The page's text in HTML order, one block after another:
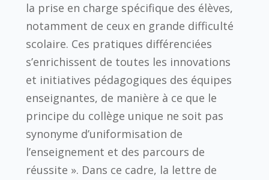
la prise en charge spécifique des élèves,
notamment de ceux en grande difficulté
scolaire. Ces pratiques différenciées
s’enrichissent de toutes les innovations
et initiatives pédagogiques des équipes
enseignantes, de manière à ce que le
principe du collège unique ne soit pas
synonyme d’uniformisation de
l’enseignement et des parcours de
réussite ». Dans ce cadre, la lettre de